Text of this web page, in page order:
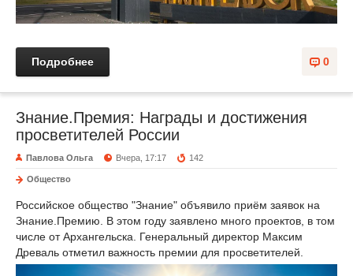
0
Подробнее
Знание.Премия: Награды и достижения
просветителей России
Павлова Ольга Вчера, 17:17 142
Общество
Российское общество "Знание" объявило приём заявок на
Знание.Премию. В этом году заявлено много проектов, в том
числе от Архангельска. Генеральный директор Максим
Древаль отметил важность премии для просветителей.